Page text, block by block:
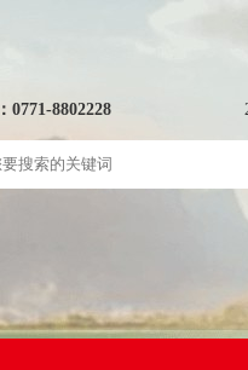
0771-8802228